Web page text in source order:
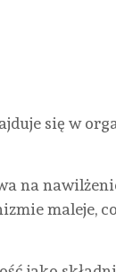
się w
na
maleje,